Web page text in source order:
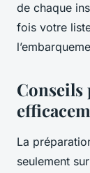
de chaque
fois votre
Conseils
La
seulement